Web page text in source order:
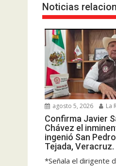
Noticias
agosto 5, 2026 La
Confirma Javier
Chávez el
ingenió San
Tejada, Veracruz.
*Señala el dirigente